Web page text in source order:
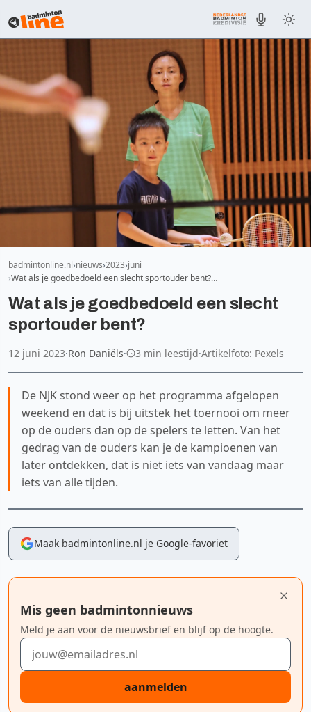
badmintonline.nl nieuws 2023 juni
Wat als je goedbedoeld een slecht sportouder bent?…
Wat als je goedbedoeld een slecht
sportouder bent?
12 juni 2023·Ron Daniëls· 3 min leestijd·Artikelfoto: Pexels
De NJK stond weer op het programma afgelopen
weekend en dat is bij uitstek het toernooi om meer
op de ouders dan op de spelers te letten. Van het
gedrag van de ouders kan je de kampioenen van
later ontdekken, dat is niet iets van vandaag maar
iets van alle tijden.
Maak badmintonline.nl je Google-favoriet
Mis geen badmintonnieuws
Meld je aan voor de nieuwsbrief en blijf op de hoogte.
E-mailadres
aanmelden